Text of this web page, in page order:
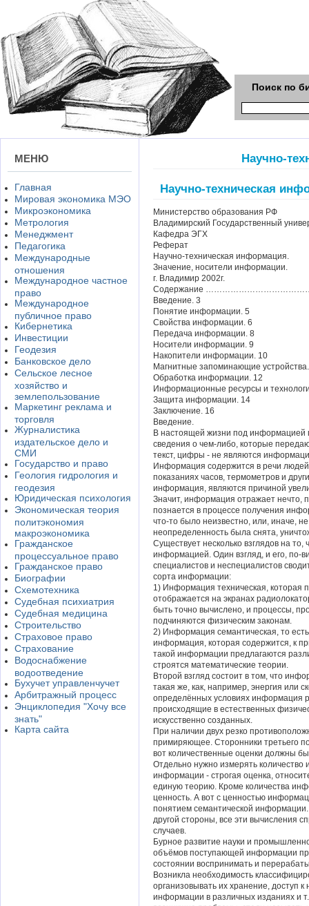
Поиск по
МЕНЮ
Главная
Мировая экономика МЭО
Микроэкономика
Метрология
Менеджмент
Педагогика
Международные
отношения
Международное частное
право
Международное
публичное право
Кибернетика
Инвестиции
Геодезия
Банковское дело
Сельское лесное
хозяйство и
землепользование
Маркетинг реклама и
торговля
Журналистика
издательское дело и
СМИ
Государство и право
Геология гидрология и
геодезия
Юридическая психология
Экономическая теория
политэкономия
макроэкономика
Гражданское
процессуальное право
Гражданское право
Биографии
Схемотехника
Судебная психиатрия
Судебная медицина
Строительство
Страховое право
Страхование
Водоснабжение
водоотведение
Бухучет управленчучет
Арбитражный процесс
Энциклопедия "Хочу все
знать"
Карта сайта
Научно-
Научно-техническая
Министерство образования РФ
Владимирский Государственный
Кафедра ЭГХ
Реферат
Научно-техническая информация.
Значение, носители информации.
г. Владимир 2002г.
Содержание
Введение. 3
Понятие информации. 5
Свойства информации. 6
Передача информации. 8
Носители информации. 9
Накопители информации. 10
Магнитные запоминающие
Обработка информации. 12
Информационные ресурсы и
Защита информации. 14
Заключение. 16
Введение.
В настоящей жизни под информацией
сведения о чем-либо, которые
текст, цифры - не являются
Информация содержится в речи людей,
показаниях часов, термометров и
информация, являются причиной
Значит, информация отражает нечто,
познается в процессе получения
что-то было неизвестно, или, иначе,
неопределенность была снята,
Существует несколько взглядов на то,
информацией. Один взгляд, и его, по-
специалистов и неспециалистов
сорта информации:
1) Информация техническая, которая
отображается на экранах
быть точно вычислено, и процессы,
подчиняются физическим законам.
2) Информация семантическая, то
информация, которая содержится, к
такой информации предлагаются
строятся математические теории.
Второй взгляд состоит в том, что
такая же, как, например, энергия или
определённых условиях информация
происходящие в естественных
искусственно созданных.
При наличии двух резко
примиряющее. Сторонники третьего
вот количественные оценки должны
Отдельно нужно измерять
информации - строгая оценка,
единую теорию. Кроме количества
ценность. А вот с ценностью
понятием семантической
другой стороны, все эти вычисления
случаев.
Бурное развитие науки и
объёмов поступающей информации
состоянии воспринимать и
Возникла необходимость
организовывать их хранение, доступ
информации в различных изданиях и